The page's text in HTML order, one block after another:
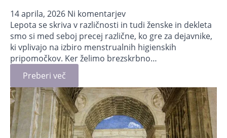
14 aprila, 2026 Ni komentarjev
Lepota se skriva v različnosti in tudi ženske in dekleta
smo si med seboj precej različne, ko gre za dejavnike,
ki vplivajo na izbiro menstrualnih higienskih
pripomočkov. Ker želimo brezskrbno…
Preberi več